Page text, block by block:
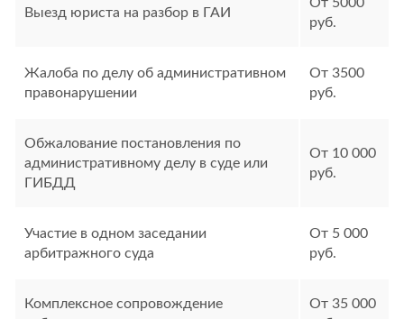
Выезд юриста на разбор в ГАИ
руб.
Жалоба по делу об административном
правонарушении
От 3500
руб.
Обжалование постановления по
административному делу в суде или
ГИБДД
От 10 000
руб.
Участие в одном заседании
арбитражного суда
От 5 000
руб.
Комплексное сопровождение
От 35 000